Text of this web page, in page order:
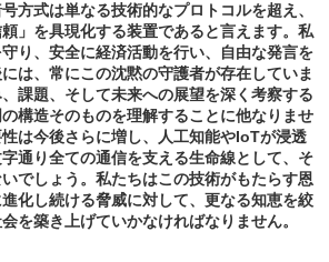
方式は単なる技術的なプロトコルを超え、
」を具現化する装置であると言えます。私
り、安全に経済活動を行い、自由な発言を
は、常にこの沈黙の守護者が存在していま
課題、そして未来への展望を深く考察する
構造そのものを理解することに他なりませ
は今後さらに増し、人工知能やIoTが浸透
通り全ての通信を支える生命線として、そ
でしょう。私たちはこの技術がもたらす恩
化し続ける脅威に対して、更なる知恵を絞
を築き上げていかなければなりません。